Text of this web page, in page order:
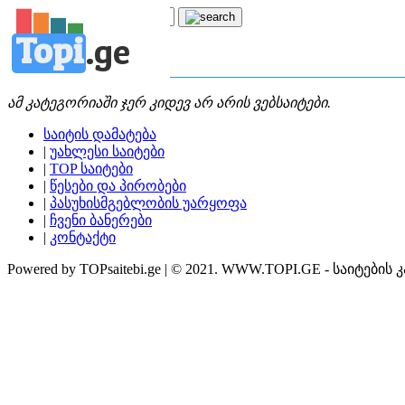
Topi.ge
კატეგორია: კავშირი
ამ კატეგორიაში ჯერ კიდევ არ არის ვებსაიტები.
საიტის დამატება
| უახლესი საიტები
| TOP საიტები
| წესები და პირობები
| პასუხისმგებლობის უარყოფა
| ჩვენი ბანერები
| კონტაქტი
Powered by TOPsaitebi.ge | © 2021. WWW.TOPI.GE -